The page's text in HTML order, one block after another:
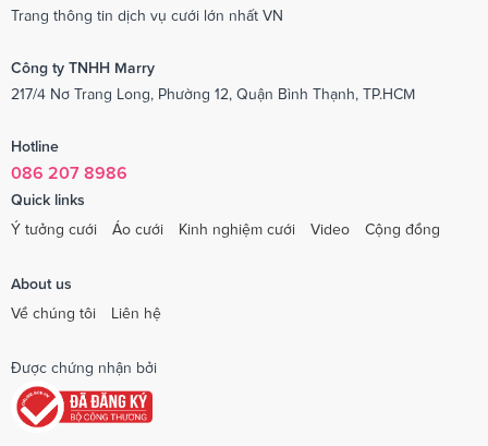
Trang thông tin dịch vụ cưới lớn nhất VN
Công ty TNHH Marry
217/4 Nơ Trang Long, Phường 12, Quận Bình Thạnh, TP.HCM
Hotline
086 207 8986
Quick links
Ý tưởng cưới
Áo cưới Kinh nghiệm cưới Video Cộng đồng
About us
Về chúng tôi
Liên hệ
Được chứng nhận bởi